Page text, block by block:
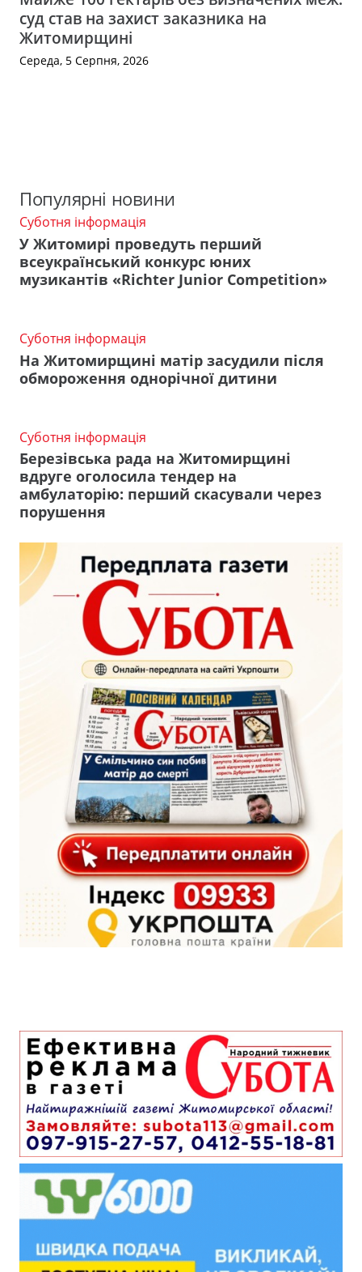
суд став на захист заказника на
Житомирщині
Середа, 5 Серпня, 2026
Популярні новини
Суботня інформація
У Житомирі проведуть перший
всеукраїнський конкурс юних
музикантів «Richter Junior Competition»
Суботня інформація
На Житомирщині матір засудили після
обмороження однорічної дитини
Суботня інформація
Березівська рада на Житомирщині
вдруге оголосила тендер на
амбулаторію: перший скасували через
порушення